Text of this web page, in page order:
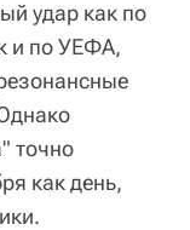
удар как по
и по УЕФА,
точно
как день,